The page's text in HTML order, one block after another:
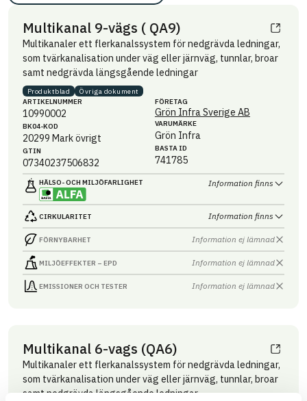
Multikanal 9-vägs ( QA9)
Multikanaler ett flerkanalssystem för nedgrävda ledningar,
som tvärkanalisation under väg eller järnväg, tunnlar, broar
samt nedgrävda längsgående ledningar
Produktblad
Övriga dokument
ARTIKEL­NUMMER
10990002
BK04-KOD
20299 Mark övrigt
GTIN
07340237506832
FÖRETAG
Grön Infra Sverige AB
VARUMÄRKE
Grön Infra
BASTA ID
741785
HÄLSO- OCH MILJÖ­FARLIGHET Information finns
CIRKULARITET Information finns
FÖRNYBARHET Information ej lämnad
MILJÖEFFEKTER – EPD Information ej lämnad
EMISSIONER OCH TESTER Information ej lämnad
Multikanal 6-vags (QA6)
Multikanaler ett flerkanalssystem för nedgrävda ledningar,
som tvärkanalisation under väg eller järnväg, tunnlar, broar
samt nedgrävda längsgående ledningar